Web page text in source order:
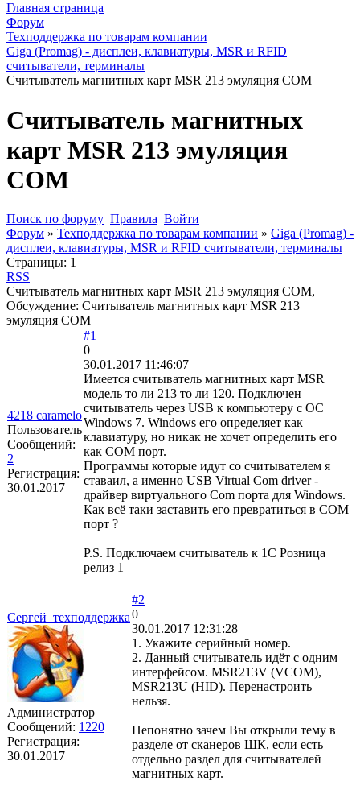
Главная страница
Форум
Техподдержка по товарам компании
Giga (Promag) - дисплеи, клавиатуры, MSR и RFID
считыватели, терминалы
Считыватель магнитных карт MSR 213 эмуляция COM
Считыватель магнитных
карт MSR 213 эмуляция
COM
Поиск по форуму Правила Войти
Форум » Техподдержка по товарам компании » Giga (Promag) -
дисплеи, клавиатуры, MSR и RFID считыватели, терминалы
Страницы: 1
RSS
Считыватель магнитных карт MSR 213 эмуляция COM,
Обсуждение: Считыватель магнитных карт MSR 213
эмуляция COM
4218 caramelo
Пользователь
Сообщений:
2
Регистрация:
30.01.2017
#1
0
30.01.2017 11:46:07
Имеется считыватель магнитных карт MSR
модель то ли 213 то ли 120. Подключен
считыватель через USB к компьютеру с ОС
Windows 7. Windows его определяет как
клавиатуру, но никак не хочет определить его
как COM порт.
Программы которые идут со считывателем я
ставаил, а именно USB Virtual Com driver -
драйвер виртуального Com порта для Windows.
Как всё таки заставить его превратиться в COM
порт ?
P.S. Подключаем считыватель к 1С Розница
релиз 1
Сергей_техподдержка
Администратор
Сообщений: 1220
Регистрация:
30.01.2017
#2
0
30.01.2017 12:31:28
1. Укажите серийный номер.
2. Данный считыватель идёт с одним
интерфейсом. MSR213V (VCOM),
MSR213U (HID). Перенастроить
нельзя.
Непонятно зачем Вы открыли тему в
разделе от сканеров ШК, если есть
отдельно раздел для считывателей
магнитных карт.